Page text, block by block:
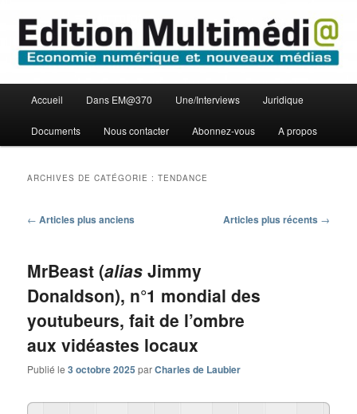
contenu
principal
contenu
secondaire
Edition Multimédi@
principal
Accueil Dans EM@370 Une/Interviews Juridique
Documents Nous contacter Abonnez-vous A propos
ARCHIVES DE CATÉGORIE :TENDANCE
Navigation
← Articles plus anciens Articles plus récents →
MrBeast (alias Jimmy
Donaldson), n°1 mondial des
youtubeurs, fait de l’ombre
aux vidéastes locaux
Publié le3 octobre 2025 parCharles de Laubier